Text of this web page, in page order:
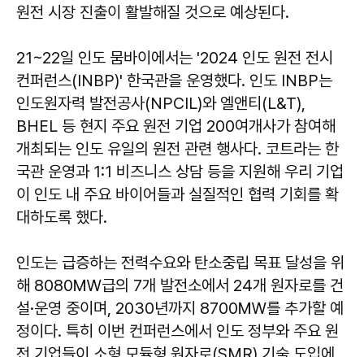
원전 시장 진출이 활발해질 것으로 예상된다.
21~22일 인도 뭄바이에서는 '2024 인도 원전 전시
컨퍼런스(INBP)' 한국관을 운영했다. 인도 INBP는
인도원자력 발전공사(NPCIL)와 엘앤티(L&T),
BHEL 등 현지 주요 원전 기업 200여개사가 참여해
개최되는 인도 유일의 원전 관련 행사다. 코트라는 한
국관 운영과 1:1 비즈니스 상담 등을 지원해 우리 기업
이 인도 내 주요 바이어들과 실질적인 협력 기회를 확
대하도록 했다.
인도는 급증하는 전력수요와 탄소중립 목표 달성을 위
해 8080㎿급의 7개 발전소에서 24개 원자로를 건
설·운영 중이며, 2030년까지 8700㎿를 추가할 예
정이다. 특히 이번 컨퍼런스에서 인도 정부와 주요 원